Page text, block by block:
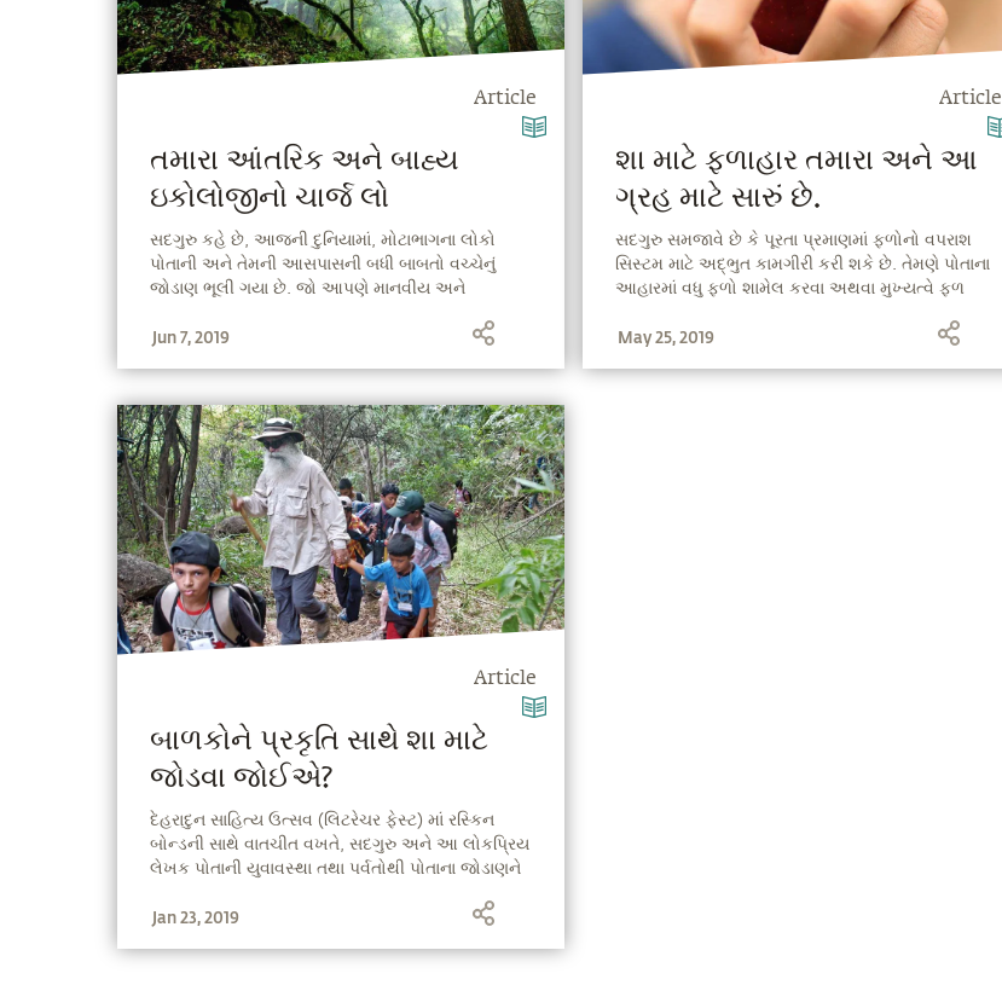
Article
તમારા આંતરિક અને બાહ્ય
ઇકોલોજીનો ચાર્જ લો
સદગુરુ કહે છે, આજની દુનિયામાં, મોટાભાગના લોકો
પોતાની અને તેમની આસપાસની બધી બાબતો વચ્ચેનું
જોડાણ ભૂલી ગયા છે. જો આપણે માનવીય અને
જાણીએ, આ વિષે તેઓ સમજાવે છે, પછી જાગૃત થવા
હોય.
Jun 7, 2019
Article
બાળકોને પ્રકૃતિ સાથે શા માટે
જોડવા જોઈએ?
દેહરાદુન સાહિત્ય ઉત્સવ (લિટરેચર ફેસ્ટ) માં રસ્કિન
બોન્ડની સાથે વાતચીત વખતે, સદગુરુ અને આ લોકપ્રિય
લેખક પોતાની યુવાવસ્થા તથા પર્વતોથી પોતાના જોડાણને
રચનાત્મક ભૂમિકા ભજવી છે!
Jan 23, 2019
Article
શા માટે ફળાહાર તમારા અને આ
ગ્રહ માટે સારું છે.
સદગુરુ સમજાવે છે કે પૂરતા પ્રમાણમાં ફળોનો વપરાશ
સિસ્ટમ માટે અદ્ભુત કામગીરી કરી શકે છે. તેમણે પોતાના
આહારમાં વધુ ફળો શામેલ કરવા અથવા મુખ્યત્વે ફળ
લાભો તેમજ કેટલીક સાવચેતીઓની ચર્ચા કરી છે.
May 25, 2019